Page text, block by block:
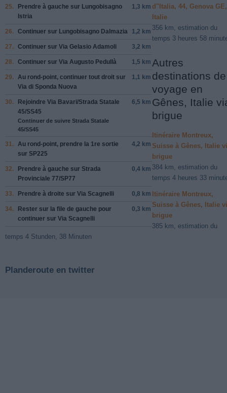
25. Prendre à gauche sur Lungobisagno
Istria
1,3 km
26. Continuer sur Lungobisagno Dalmazia 1,2 km
27. Continuer sur Via Gelasio Adamoli 3,2 km
28. Continuer sur Via Augusto Pedullà 1,5 km
29.
Au rond-point, continuer tout droit sur
Via di Sponda Nuova
1,1 km
30. Rejoindre Via Bavari/Strada Statale
45/SS45
Continuer de suivre Strada Statale
45/SS45
6,5 km
31. Au rond-point, prendre la 1re sortie
sur SP225
4,2 km
32. Prendre à gauche sur Strada
Provinciale 77/SP77
0,4 km
33. Prendre à droite sur Via Scagnelli 0,8 km
34. Rester sur la file de gauche pour
continuer sur Via Scagnelli
0,3 km
d"Italia, 44, Genova GE,
Italie
356 km, estimation du
temps 3 heures 58
Autres
destinations de
voyage en
Gênes, Italie
brigue
Itinéraire Montreux,
Suisse à Gênes, Italie
brigue
384 km, estimation du
temps 4 heures 33
Itinéraire Montreux,
Suisse à Gênes, Italie
brigue
385 km, estimation du
temps 4 Stunden, 38 Minuten
Planderoute en twitter